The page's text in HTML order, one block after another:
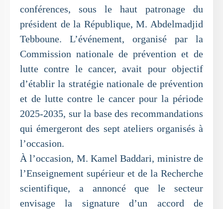
conférences, sous le haut patronage du
président de la République, M. Abdelmadjid
Tebboune. L’événement, organisé par la
Commission nationale de prévention et de
lutte contre le cancer, avait pour objectif
d’établir la stratégie nationale de prévention
et de lutte contre le cancer pour la période
2025-2035, sur la base des recommandations
qui émergeront des sept ateliers organisés à
l’occasion.
À l’occasion, M. Kamel Baddari, ministre de
l’Enseignement supérieur et de la Recherche
scientifique, a annoncé que le secteur
envisage la signature d’un accord de